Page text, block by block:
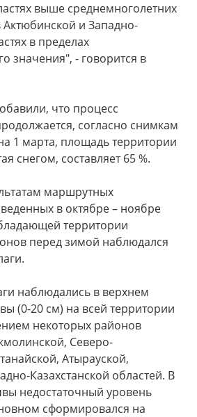
выше среднемноголетних
Актюбинской и Западно-
в пределах
значения", - говорится в
что процесс
согласно снимкам
1 марта, площадь территории
снегом, составляет 65 %.
маршрутных
в октябре – ноябре
территории
перед зимой наблюдался
наблюдались в верхнем
(0-20 см) на всей территории
некоторых районов
Северо-
Атырауской,
Казахстанской областей. В
недостаточный уровень
сформировался на